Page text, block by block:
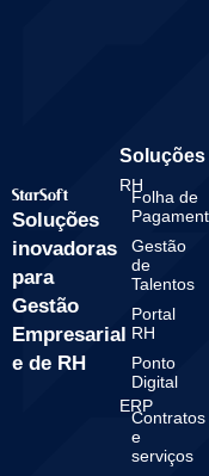
Soluções
inovadoras
para
Gestão
Empresarial
e de RH
Soluções
RH
Folha de
Gestão
de
Talentos
Portal
RH
Ponto
Digital
ERP
Contratos
e
serviços